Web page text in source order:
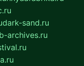
dark-sand.ru
archives.ru